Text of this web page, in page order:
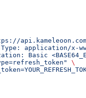
application/x-
Basic
\